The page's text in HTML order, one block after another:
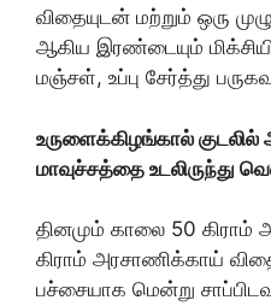
விதையுடன் மற்றும் ஒரு
ஆகிய இரண்டையும்
மஞ்சள், உப்பு சேர்த்து
உருளைக்கிழங்கால் குடலில்
மாவுச்சத்தை உடலிருந்து
தினமும் காலை 50 கிராம்
கிராம் அரசாணிக்காய்
பச்சையாக மென்று